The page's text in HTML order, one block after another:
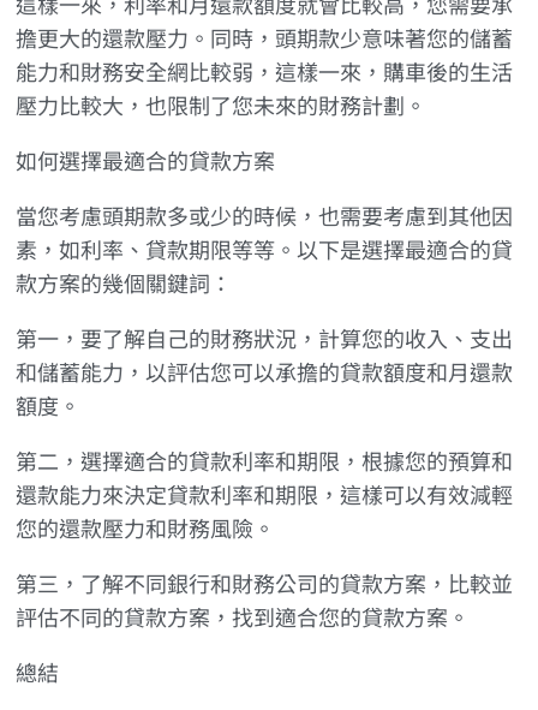
擔更大的還款壓力。同時，頭期款少意味著您的儲蓄
能力和財務安全網比較弱，這樣一來，購車後的生活
壓力比較大，也限制了您未來的財務計劃。
如何選擇最適合的貸款方案
當您考慮頭期款多或少的時候，也需要考慮到其他因
素，如利率、貸款期限等等。以下是選擇最適合的貸
款方案的幾個關鍵詞：
第一，要了解自己的財務狀況，計算您的收入、支出
和儲蓄能力，以評估您可以承擔的貸款額度和月還款
額度。
第二，選擇適合的貸款利率和期限，根據您的預算和
還款能力來決定貸款利率和期限，這樣可以有效減輕
您的還款壓力和財務風險。
第三，了解不同銀行和財務公司的貸款方案，比較並
評估不同的貸款方案，找到適合您的貸款方案。
總結